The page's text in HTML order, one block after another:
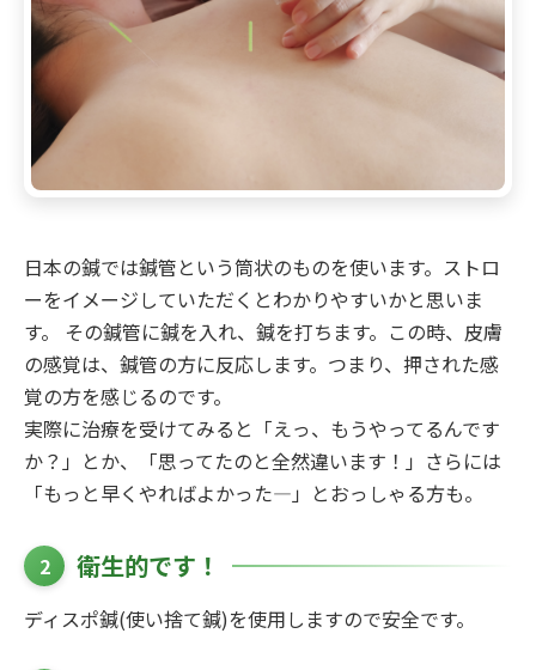
日本の鍼では鍼管という筒状のものを使います。ストロ
ーをイメージしていただくとわかりやすいかと思いま
す。 その鍼管に鍼を入れ、鍼を打ちます。この時、皮膚
の感覚は、鍼管の方に反応します。つまり、押された感
覚の方を感じるのです。
実際に治療を受けてみると「えっ、もうやってるんです
か？」とか、「思ってたのと全然違います！」さらには
「もっと早くやればよかった―」とおっしゃる方も。
2 衛生的です！
ディスポ鍼(使い捨て鍼)を使用しますので安全です。